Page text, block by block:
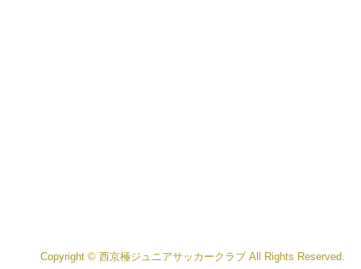
Copyright © 西京極ジュニアサッカークラブ All Rights Reserved.